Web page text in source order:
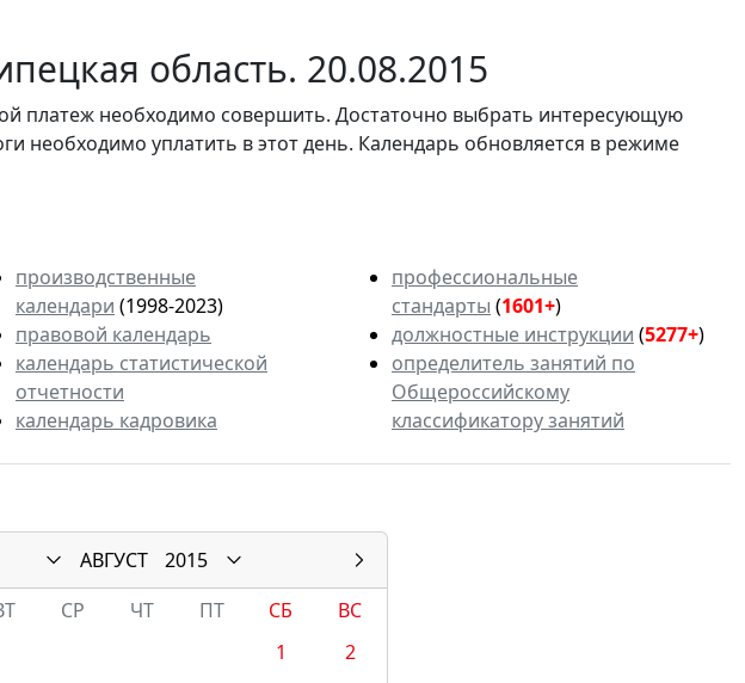
область. 20.08.2015
платеж необходимо совершить. Достаточно выбрать интересующую
необходимо уплатить в этот день. Календарь обновляется в режиме
производственные
календари (1998-2023)
правовой календарь
календарь статистической
отчетности
календарь кадровика
профессиональные
стандарты (1601+)
должностные инструкции (5277+)
определитель занятий по
Общероссийскому
классификатору занятий
АВГУСТ
2015
СР ЧТ ПТ СБ
ВС
1
2